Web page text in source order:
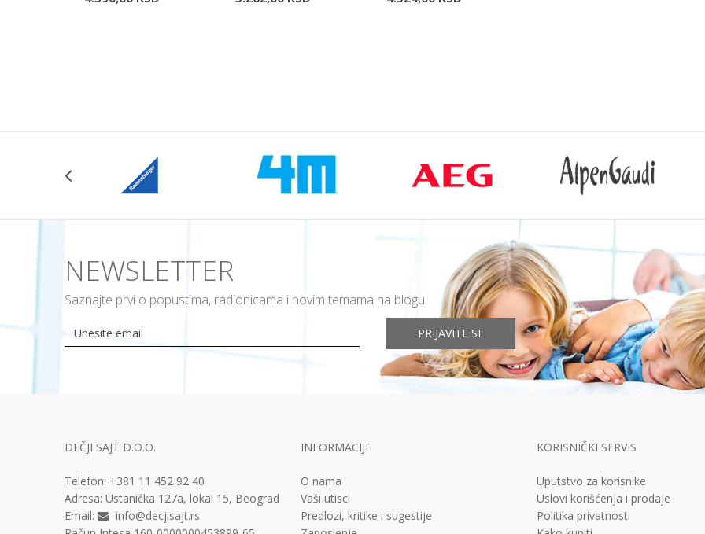
NEWSLETTER
Saznajte prvi o popustima, radionicama i novim temama na blogu
PRIJAVITE SE
DEČJI SAJT D.O.O.
Telefon: +381 11 452 92 40
Adresa: Ustanička 127a, lokal 15, Beograd
Email:
info@decjisajt.rs
INFORMACIJE
O nama
Vaši utisci
Predlozi, kritike i sugestije
KORISNIČKI SERVIS
Uputstvo za korisnike
Uslovi korišćenja i prodaje
Politika privatnosti